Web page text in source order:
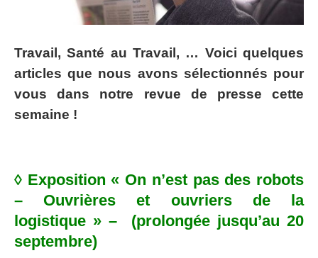
Travail, Santé au Travail, … Voici quelques
articles que nous avons sélectionnés pour
vous dans notre revue de presse cette
semaine !
◊ Exposition « On n’est pas des robots
– Ouvrières et ouvriers de la
logistique » – (prolongée jusqu’au 20
septembre)